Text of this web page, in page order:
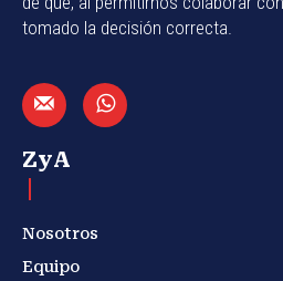
tomado la decisión correcta.
ZyA
Nosotros
Equipo